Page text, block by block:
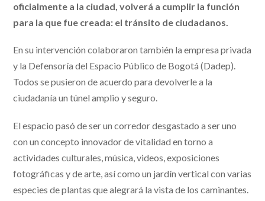
oficialmente a la ciudad, volverá a cumplir la función
para la que fue creada: el tránsito de ciudadanos.
En su intervención colaboraron también la empresa privada
y la Defensoría del Espacio Público de Bogotá (Dadep).
Todos se pusieron de acuerdo para devolverle a la
ciudadanía un túnel amplio y seguro.
El espacio pasó de ser un corredor desgastado a ser uno
con un concepto innovador de vitalidad en torno a
actividades culturales, música, videos, exposiciones
fotográficas y de arte, así como un jardín vertical con varias
especies de plantas que alegrará la vista de los caminantes.